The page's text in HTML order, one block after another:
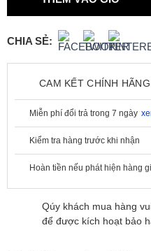
CHIA SẺ:
CAM KẾT CHÍNH HÃNG
Miễn phí đổi trả trong 7 ngày
Kiểm tra hàng trước khi nhận
Hoàn tiền nếu phát hiện hàng
Qúy khách mua hàng
để được kích hoạt bảo